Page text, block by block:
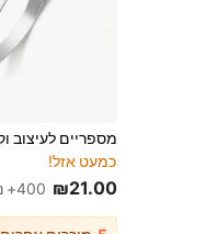
כמעט אזל!
₪21.00 400+ נמכר